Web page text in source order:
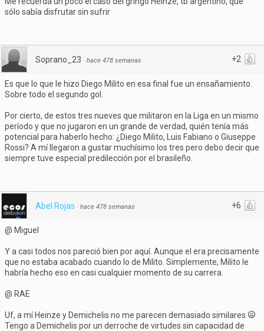
sólo sabía disfrutar sin sufrir
+2
Soprano_23 · hace 478 semanas
Es que lo que le hizo Diego Milito en esa final fue un ensañamiento.
Sobre todo el segundo gol.
Por cierto, de estos tres nueves que militaron en la Liga en un mismo
período y que no jugaron en un grande de verdad, quién tenía más
potencial para haberlo hecho: ¿Diego Milito, Luis Fabiano o Giuseppe
Rossi? A mí llegaron a gustar muchísimo los tres pero debo decir que
siempre tuve especial predilección por el brasileño.
+6
Abel Rojas · hace 478 semanas
@ Miguel
Y a casi todos nos pareció bien por aquí. Aunque el era precisamente
que no estaba acabado cuando lo de Milito. Simplemente, Milito le
habría hecho eso en casi cualquier momento de su carrera.
@ RAE
Uf, a mí Heinze y Demichelis no me parecen demasiado similares
Tengo a Demichelis por un derroche de virtudes sin capacidad de